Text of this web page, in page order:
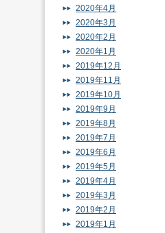
2020年4月
2020年3月
2020年2月
2020年1月
2019年12月
2019年11月
2019年10月
2019年9月
2019年8月
2019年7月
2019年6月
2019年5月
2019年4月
2019年3月
2019年2月
2019年1月